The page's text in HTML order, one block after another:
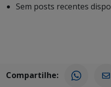
Sem posts recentes
Compartilhe: